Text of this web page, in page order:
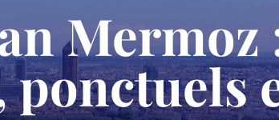
Mermoz